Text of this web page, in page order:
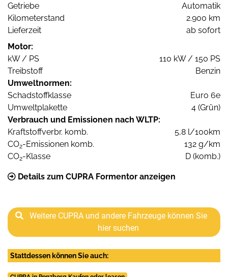
Getriebe
Automatik
Kilometerstand
2.900 km
Lieferzeit
ab sofort
Motor:
kW / PS
110 kW / 150 PS
Treibstoff
Benzin
Umweltnormen:
Schadstoffklasse
Euro 6e
Umweltplakette
4 (Grün)
Verbrauch und Emissionen nach WLTP:
Kraftstoffverbr. komb.
5,8 l/100km
CO2-Emissionen komb.
132 g/km
CO2-Klasse D (komb.)
Details zum CUPRA Formentor anzeigen
Weitere CUPRA und andere Fahrzeuge können Sie
hier suchen
Stattdessen können Sie auch: